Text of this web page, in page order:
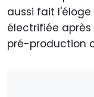
aussi fait
électrifiée
pré-production